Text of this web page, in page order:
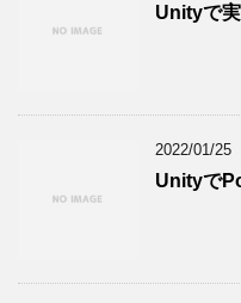
Unityで
2022/01/25
Unityで